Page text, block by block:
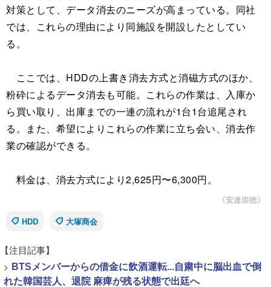
対策として、データ消去のニーズが高まっている。同社
では、これらの理由により同施設を開設したとしてい
る。
ここでは、HDDの上書き消去方式と消磁方式のほか、
粉砕によるデータ消去も可能。これらの作業は、入庫か
ら買い取り、出庫までの一連の流れが1台1台追尾され
る。また、希望によりこれらの作業に立ち会い、消去作
業の確認ができる。
料金は、消去方式により2,625円〜6,300円。
《安達崇徳》
HDD
大塚商会
【注目記事】
> BTSメンバーからの借金に飲酒運転...自粛中に脳出血で倒
れた韓国芸人、退院 麻痺が残る状態で出廷へ